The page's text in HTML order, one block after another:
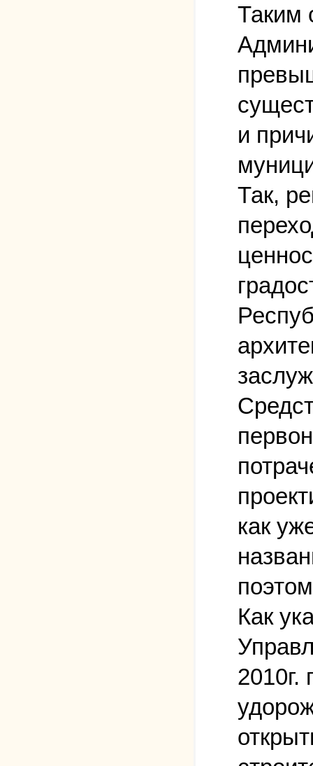
Таким
и
Так,
как
Как
2010г.